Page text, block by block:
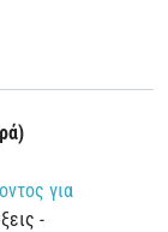
για
-